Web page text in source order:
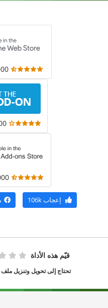
إعجاب106k
قيّم هذه الأداة
تحتاج إلى تحويل وتنزيل ملف